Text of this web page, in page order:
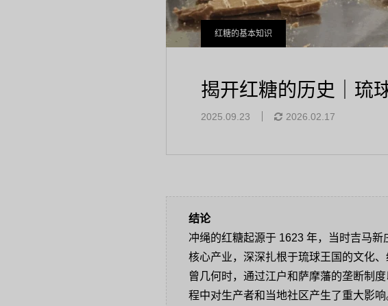
红糖的基本知识
揭开红糖的历史｜琉
2025.09.23 2026.02.17
结论
冲绳的红糖起源于 1623 年，当时吉马
核心产业，深深扎根于琉球王国的文化、
曾几何时，通过江户和萨摩藩的垄断制
程中对生产者和当地社区产生了重大影响